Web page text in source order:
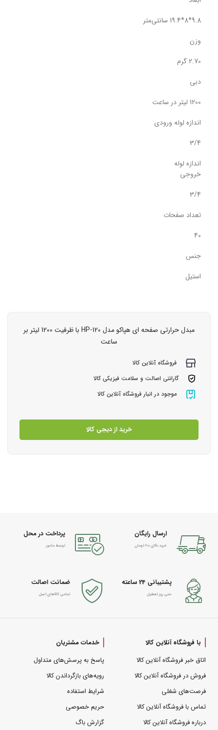
9.8*8*19.4 سانتی‌متر
وزن
2.70 گرم
دبی
1200 لیتر در ساعت
اندازه لوله ورودی
3/4
اندازه لوله
خروجی
3/4
تعداد صفحات
40
جنس
استیل
مبدل حرارتی صفحه ای هپاکو مدل HP-120 با ظرفیت 1200 لیتر بر
ساعت
فروشگاه آنلاین کالا
گارانتی اصالت و سلامت فیزیکی کالا
موجود در انبار فروشگاه آنلاین کالا
خرید از دیجی کالا
ارسال رایگان
خرید بالای 600 تومان
پرداخت در محل
توسط مامور
پشتیبانی 24 ساعته
حتی روز تعطیل
ضمانت اصالت
تمامی کالاهای اصل
با فروشگاه آنلاین کالا
اتاق خبر فروشگاه آنلاین کالا
فروش در فروشگاه آنلاین کالا
فرصت‌های شغلی
تماس با فروشگاه آنلاین کالا
درباره فروشگاه آنلاین کالا
خدمات مشتریان
پاسخ به پرسش‌های متداول
رویه‌های بازگرداندن کالا
شرایط استفاده
حریم خصوصی
گزارش باگ